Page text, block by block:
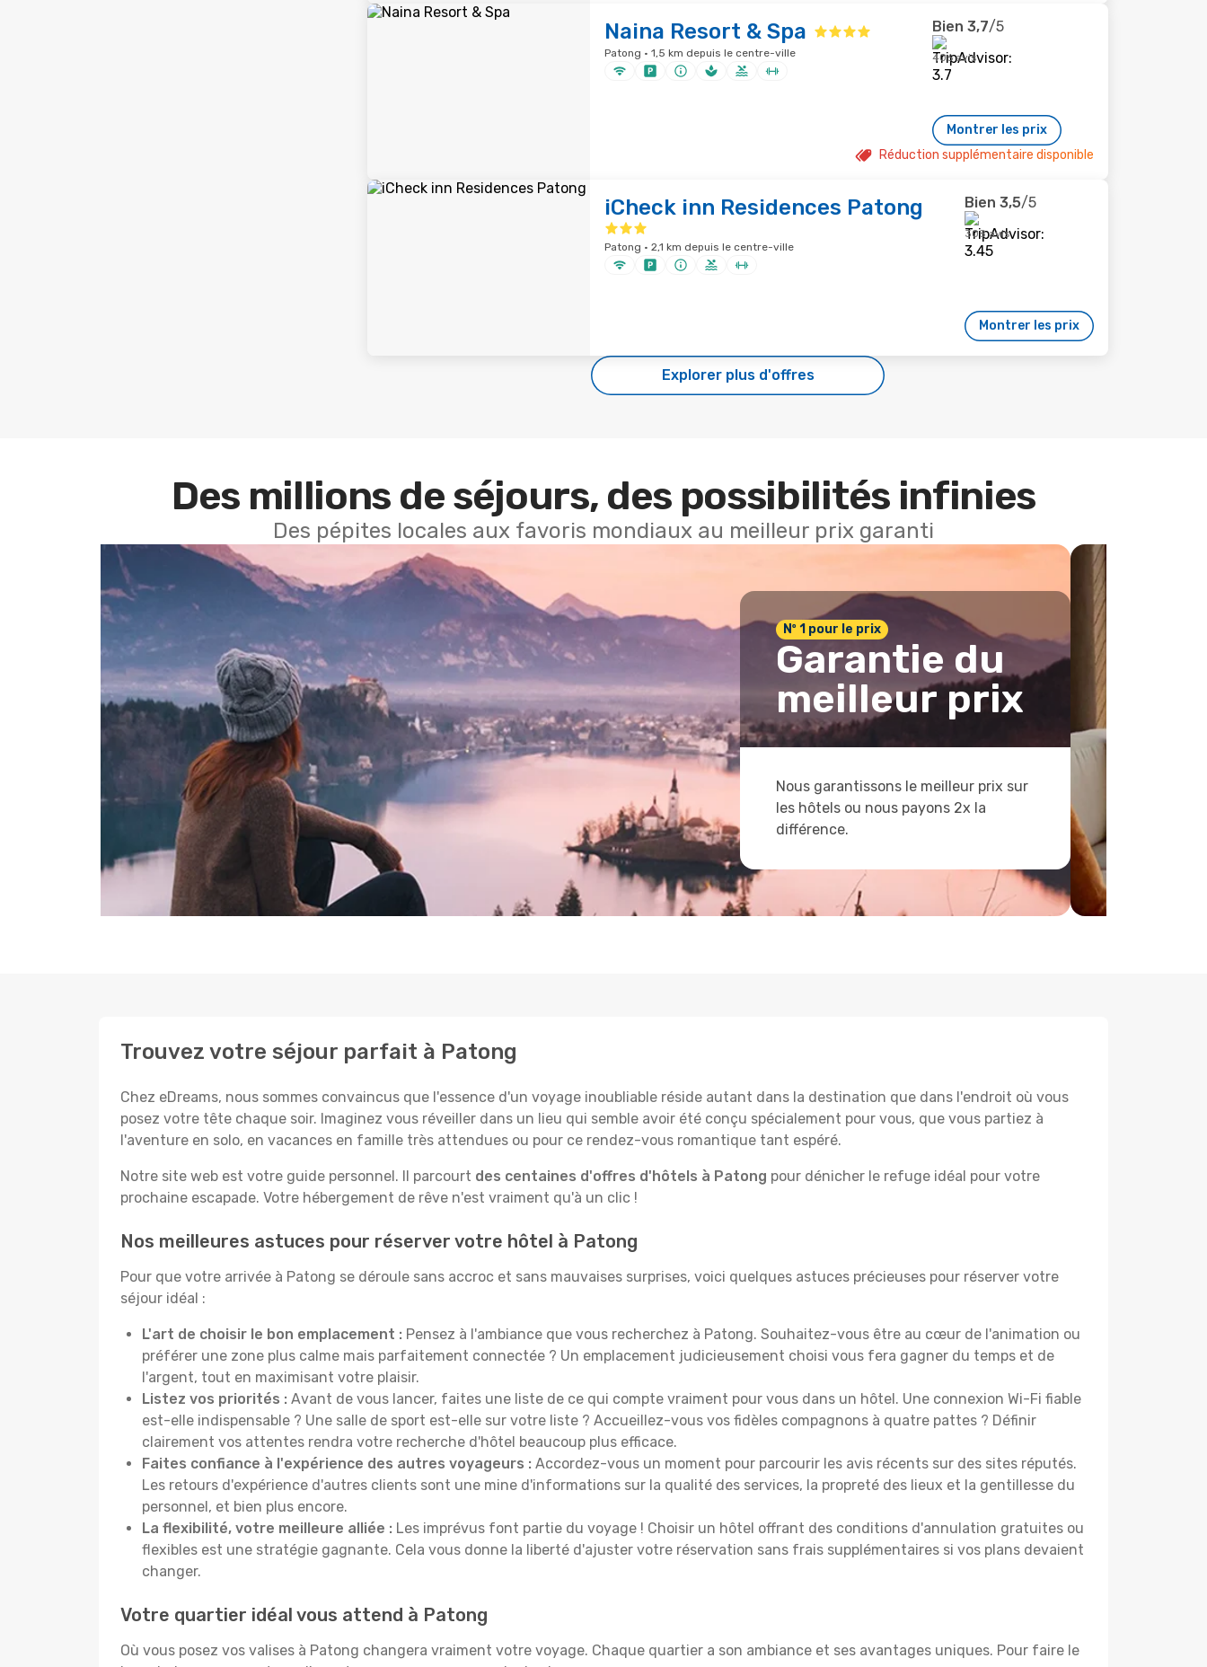
Naina Resort & Spa
Patong · 1,5 km depuis le centre-ville
Bien 3,7/5
406 avis
Montrer les prix
Réduction supplémentaire disponible
iCheck inn Residences Patong
Patong · 2,1 km depuis le centre-ville
Bien 3,5/5
308 avis
Montrer les prix
Explorer plus d'offres
Des millions de séjours, des possibilités infinies
Des pépites locales aux favoris mondiaux au meilleur prix garanti
Nº 1 pour le prix
Garantie du
meilleur prix
Nous garantissons le meilleur prix sur
les hôtels ou nous payons 2x la
différence.
Trouvez votre séjour parfait à Patong
Chez eDreams, nous sommes convaincus que l'essence d'un voyage inoubliable réside autant dans la destination que dans l'endroit où vous
posez votre tête chaque soir. Imaginez vous réveiller dans un lieu qui semble avoir été conçu spécialement pour vous, que vous partiez à
l'aventure en solo, en vacances en famille très attendues ou pour ce rendez-vous romantique tant espéré.
Notre site web est votre guide personnel. Il parcourt des centaines d'offres d'hôtels à Patong pour dénicher le refuge idéal pour votre
prochaine escapade. Votre hébergement de rêve n'est vraiment qu'à un clic !
Nos meilleures astuces pour réserver votre hôtel à Patong
Pour que votre arrivée à Patong se déroule sans accroc et sans mauvaises surprises, voici quelques astuces précieuses pour réserver votre
séjour idéal :
L'art de choisir le bon emplacement : Pensez à l'ambiance que vous recherchez à Patong. Souhaitez-vous être au cœur de l'animation ou
préférer une zone plus calme mais parfaitement connectée ? Un emplacement judicieusement choisi vous fera gagner du temps et de
l'argent, tout en maximisant votre plaisir.
Listez vos priorités : Avant de vous lancer, faites une liste de ce qui compte vraiment pour vous dans un hôtel. Une connexion Wi-Fi fiable
est-elle indispensable ? Une salle de sport est-elle sur votre liste ? Accueillez-vous vos fidèles compagnons à quatre pattes ? Définir
clairement vos attentes rendra votre recherche d'hôtel beaucoup plus efficace.
Faites confiance à l'expérience des autres voyageurs : Accordez-vous un moment pour parcourir les avis récents sur des sites réputés.
Les retours d'expérience d'autres clients sont une mine d'informations sur la qualité des services, la propreté des lieux et la gentillesse du
personnel, et bien plus encore.
La flexibilité, votre meilleure alliée : Les imprévus font partie du voyage ! Choisir un hôtel offrant des conditions d'annulation gratuites ou
flexibles est une stratégie gagnante. Cela vous donne la liberté d'ajuster votre réservation sans frais supplémentaires si vos plans devaient
changer.
Votre quartier idéal vous attend à Patong
Où vous posez vos valises à Patong changera vraiment votre voyage. Chaque quartier a son ambiance et ses avantages uniques. Pour faire le